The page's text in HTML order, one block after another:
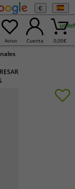
€
Aviso Cuenta 0,00€